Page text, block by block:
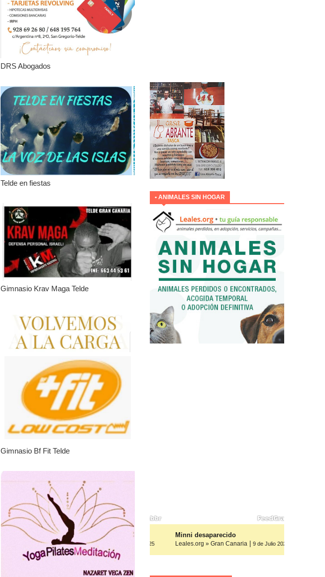
DRS Abogados
Telde en fiestas
Gimnasio Krav Maga Telde
Gimnasio Bf Fit Telde
• ANIMALES SIN HOGAR
No tengo para alimentarlos, ayuda
Leales.org » Gran Canaria |
Minni desaparecido
Leales.org » Gran Canaria | 9 de Julio 2025